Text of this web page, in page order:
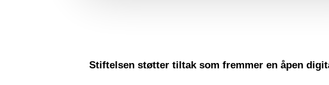
Stiftelsen støtter tiltak som fremmer en åpen